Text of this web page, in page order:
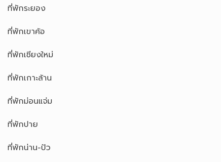
ที่พักระยอง
ที่พักเขาค้อ
ที่พักเชียงใหม่
ที่พักเกาะล้าน
ที่พักม่อนแจ่ม
ที่พักปาย
ที่พักน่าน-ปัว